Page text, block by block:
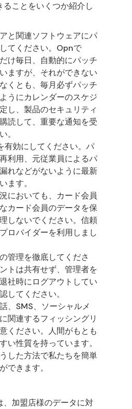
ることをいくつか紹介し
と関連ソフトウェアにパ
てください。Opnで
け毎日、自動的にパッチ
ますが、それができない
くとも、毎月必ずパッチ
うにカレンダーのスケジ
し、製品のセキュリティ
読して、重要な通知を受
。
有効にしてください。パ
利用、元従業員によるパ
れなどがないように最新
ます。
においても、カード会員
カード会員のデータを保
しないでください。信頼
ロバイダーを利用しまし
管理を徹底してくださ
トは共有せず、管理者を
社時にログアウトしてい
してください。
、SMS、ソーシャルメ
関連するフィッシングリ
ください。人間がもとも
い性質を持っています。
した方法で私たちを簡単
できます。
加盟店様のデータに対